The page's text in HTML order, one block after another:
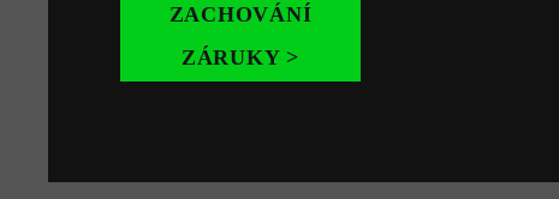
ZACHOVÁNÍ
ZÁRUKY >